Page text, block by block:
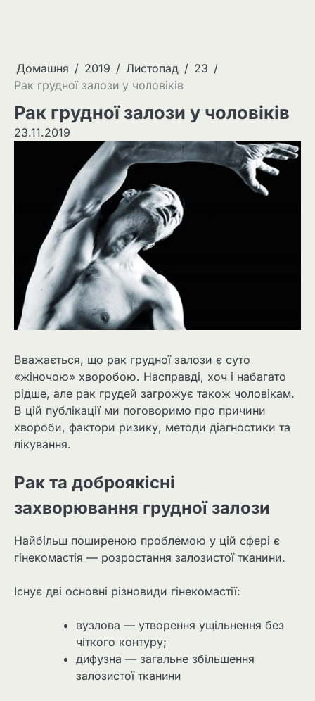
Домашня 2019 Листопад
23
Рак грудної залози у чоловіків
Рак грудної залози у чоловіків
23.11.2019
Вважається, що рак грудної залози є суто
«жіночою» хворобою. Насправді, хоч і набагато
рідше, але рак грудей загрожує також чоловікам.
В цій публікації ми поговоримо про причини
хвороби, фактори ризику, методи діагностики та
лікування.
Рак та доброякісні
захворювання грудної залози
Найбільш поширеною проблемою у цій сфері є
гінекомастія — розростання залозистої тканини.
Існує дві основні різновиди гінекомастії:
вузлова — утворення ущільнення без
чіткого контуру;
дифузна — загальне збільшення
залозистої тканини